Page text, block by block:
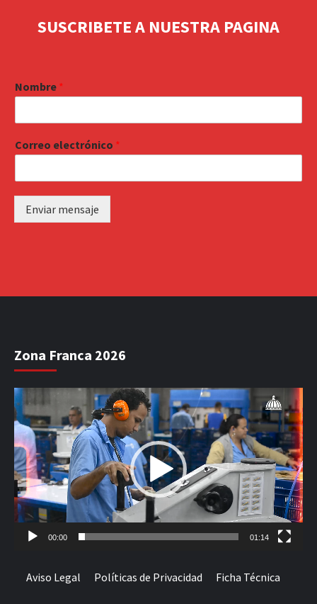
SUSCRIBETE A NUESTRA PAGINA
Nombre *
Correo electrónico *
Enviar mensaje
Zona Franca 2026
Reproductor
de
vídeo
00:00 01:14
Aviso Legal Políticas de Privacidad Ficha Técnica